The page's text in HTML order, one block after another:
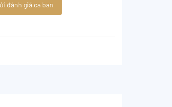
đánh giá ca bạn